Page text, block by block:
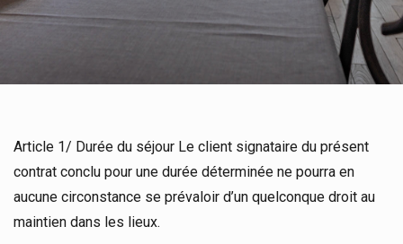
Article 1/ Durée du séjour Le client signataire du présent
contrat conclu pour une durée déterminée ne pourra en
aucune circonstance se prévaloir d’un quelconque droit au
maintien dans les lieux.